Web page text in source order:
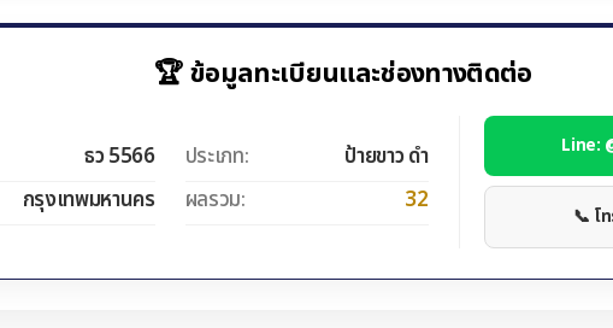
🏆 ข้อมูลทะเบียนและช่องทางติดต่อ
ธว 5566
กรุงเทพมหานคร
ประเภท:
ป้ายขาว ดำ
ผลรวม:
32
Line:
📞 โ